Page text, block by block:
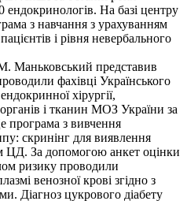
На базі центру
з навчання з урахуванням
і рівня невербального
Маньковський представив
фахівці Українського
хірургії,
і тканин МОЗ України за
програма з вивчення
скринінг для виявлення
ЦД. За допомогою анкет оцінки
ризику проводили
венозної крові згідно з
Діагноз цукрового діабету